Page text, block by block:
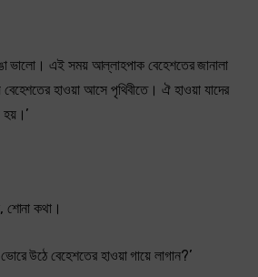
ভালো। এই সময় আল্লাহপাক বেহেশতের জানালা
হাওয়া আসে পৃথিবীতে। ঐ হাওয়া যাদের
হয়।’
শোনা কথা।
উঠে বেহেশতের হাওয়া গায়ে লাগান?’